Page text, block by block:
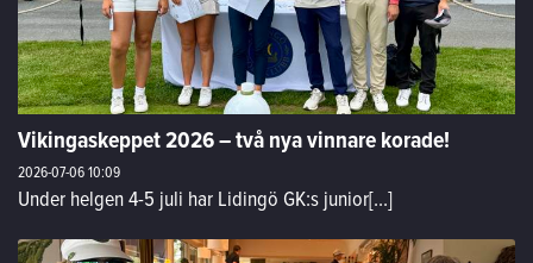
Vikingaskeppet 2026 – två nya vinnare korade!
2026-07-0610:09
Under helgen 4-5 juli har Lidingö GK:s junior[...]